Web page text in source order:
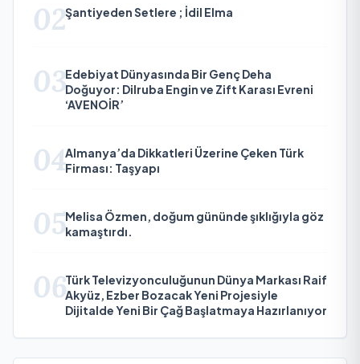
02Şantiyeden Setlere ; İdil Elma
03Edebiyat Dünyasında Bir Genç Deha
Doğuyor: Dilruba Engin ve Zift Karası Evreni
‘AVENOİR’
04Almanya’da Dikkatleri Üzerine Çeken Türk
Firması: Taşyapı
05Melisa Özmen, doğum gününde şıklığıyla göz
kamaştırdı.
06Türk Televizyonculuğunun Dünya Markası Raif
Akyüz, Ezber Bozacak Yeni Projesiyle
Dijitalde Yeni Bir Çağ Başlatmaya Hazırlanıyor